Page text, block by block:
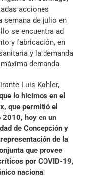
acciones
semana de julio en
se encuentra ad
y fabricación, en
y la demanda
demanda.
Luis Kohler,
lo hicimos en el
que permitió el
2010, hoy en un
de Concepción y
de la
que provee
por COVID-19,
nacional